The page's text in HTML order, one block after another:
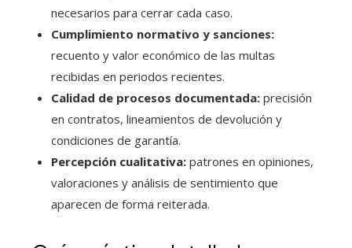
necesarios para cerrar cada caso.
Cumplimiento normativo y sanciones:
recuento y valor económico de las multas
recibidas en periodos recientes.
Calidad de procesos documentada: precisión
en contratos, lineamientos de devolución y
condiciones de garantía.
Percepción cualitativa: patrones en opiniones,
valoraciones y análisis de sentimiento que
aparecen de forma reiterada.